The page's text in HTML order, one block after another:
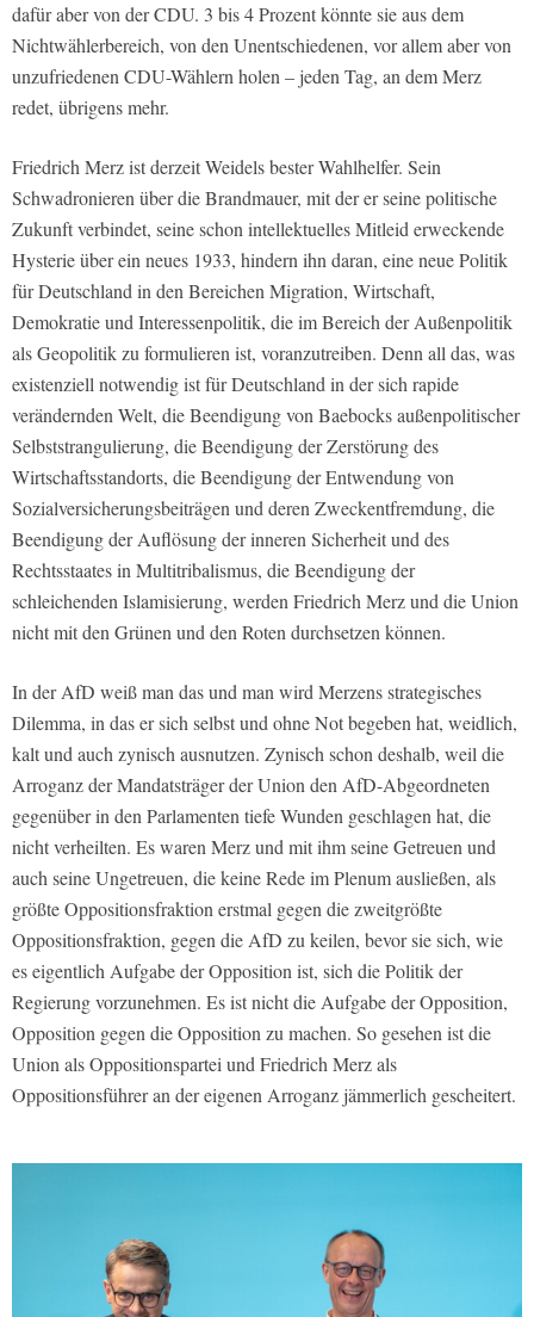
dafür aber von der CDU. 3 bis 4 Prozent könnte sie aus dem
Nichtwählerbereich, von den Unentschiedenen, vor allem aber von
unzufriedenen CDU-Wählern holen – jeden Tag, an dem Merz
redet, übrigens mehr.
Friedrich Merz ist derzeit Weidels bester Wahlhelfer. Sein
Schwadronieren über die Brandmauer, mit der er seine politische
Zukunft verbindet, seine schon intellektuelles Mitleid erweckende
Hysterie über ein neues 1933, hindern ihn daran, eine neue Politik
für Deutschland in den Bereichen Migration, Wirtschaft,
Demokratie und Interessenpolitik, die im Bereich der Außenpolitik
als Geopolitik zu formulieren ist, voranzutreiben. Denn all das, was
existenziell notwendig ist für Deutschland in der sich rapide
verändernden Welt, die Beendigung von Baebocks außenpolitischer
Selbststrangulierung, die Beendigung der Zerstörung des
Wirtschaftsstandorts, die Beendigung der Entwendung von
Sozialversicherungsbeiträgen und deren Zweckentfremdung, die
Beendigung der Auflösung der inneren Sicherheit und des
Rechtsstaates in Multitribalismus, die Beendigung der
schleichenden Islamisierung, werden Friedrich Merz und die Union
nicht mit den Grünen und den Roten durchsetzen können.
In der AfD weiß man das und man wird Merzens strategisches
Dilemma, in das er sich selbst und ohne Not begeben hat, weidlich,
kalt und auch zynisch ausnutzen. Zynisch schon deshalb, weil die
Arroganz der Mandatsträger der Union den AfD-Abgeordneten
gegenüber in den Parlamenten tiefe Wunden geschlagen hat, die
nicht verheilten. Es waren Merz und mit ihm seine Getreuen und
auch seine Ungetreuen, die keine Rede im Plenum ausließen, als
größte Oppositionsfraktion erstmal gegen die zweitgrößte
Oppositionsfraktion, gegen die AfD zu keilen, bevor sie sich, wie
es eigentlich Aufgabe der Opposition ist, sich die Politik der
Regierung vorzunehmen. Es ist nicht die Aufgabe der Opposition,
Opposition gegen die Opposition zu machen. So gesehen ist die
Union als Oppositionspartei und Friedrich Merz als
Oppositionsführer an der eigenen Arroganz jämmerlich gescheitert.